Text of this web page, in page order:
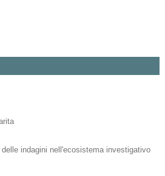
indagini nell'ecosistema investigativo